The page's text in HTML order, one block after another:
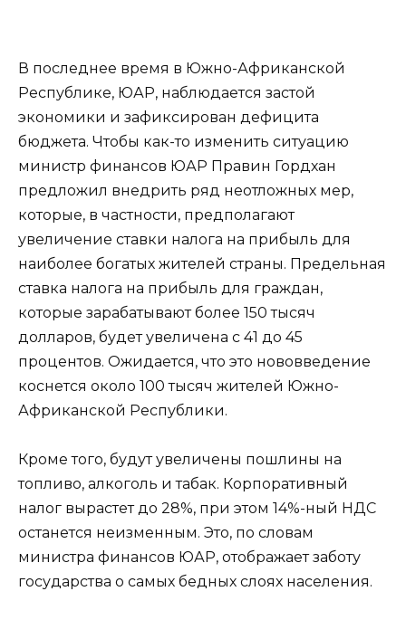
В последнее время в Южно-Африканской
Республике, ЮАР, наблюдается застой
экономики и зафиксирован дефицита
бюджета. Чтобы как-то изменить ситуацию
министр финансов ЮАР Правин Гордхан
предложил внедрить ряд неотложных мер,
которые, в частности, предполагают
увеличение ставки налога на прибыль для
наиболее богатых жителей страны. Предельная
ставка налога на прибыль для граждан,
которые зарабатывают более 150 тысяч
долларов, будет увеличена с 41 до 45
процентов. Ожидается, что это нововведение
коснется около 100 тысяч жителей Южно-
Африканской Республики.
Кроме того, будут увеличены пошлины на
топливо, алкоголь и табак. Корпоративный
налог вырастет до 28%, при этом 14%-ный НДС
останется неизменным. Это, по словам
министра финансов ЮАР, отображает заботу
государства о самых бедных слоях населения.